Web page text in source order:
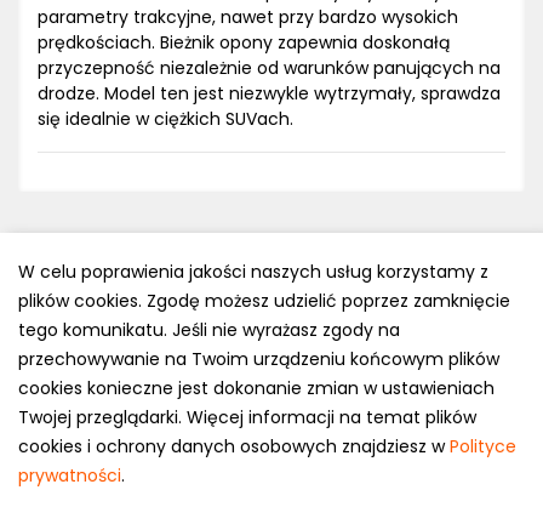
parametry trakcyjne, nawet przy bardzo wysokich
prędkościach. Bieżnik opony zapewnia doskonałą
przyczepność niezależnie od warunków panujących na
drodze. Model ten jest niezwykle wytrzymały, sprawdza
się idealnie w ciężkich SUVach.
Polityka prywatności
e-mail: kontakt@opony.com.pl
Copyright © 2000-2023 Opony.com.pl
W celu poprawienia jakości naszych usług korzystamy z
plików cookies. Zgodę możesz udzielić poprzez zamknięcie
tego komunikatu. Jeśli nie wyrażasz zgody na
przechowywanie na Twoim urządzeniu końcowym plików
cookies konieczne jest dokonanie zmian w ustawieniach
Twojej przeglądarki. Więcej informacji na temat plików
cookies i ochrony danych osobowych znajdziesz wPolityce
prywatności.